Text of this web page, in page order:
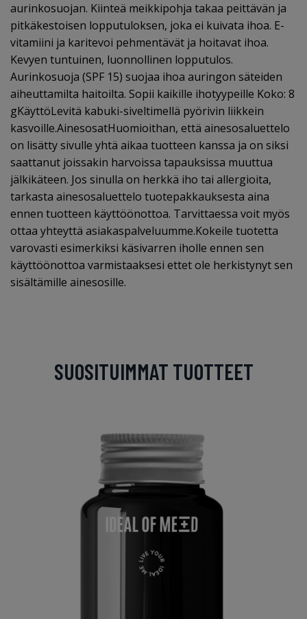
aurinkosuojan. Kiinteä meikkipohja takaa peittävän ja
pitkäkestoisen lopputuloksen, joka ei kuivata ihoa. E-
vitamiini ja karitevoi pehmentävät ja hoitavat ihoa.
Kevyen tuntuinen, luonnollinen lopputulos.
Aurinkosuoja (SPF 15) suojaa ihoa auringon säteiden
aiheuttamilta haitoilta. Sopii kaikille ihotyypeille Koko: 8
gKäyttöLevitä kabuki-siveltimellä pyörivin liikkein
kasvoille.AinesosatHuomioithan, että ainesosaluettelo
on lisätty sivulle yhtä aikaa tuotteen kanssa ja on siksi
saattanut joissakin harvoissa tapauksissa muuttua
jälkikäteen. Jos sinulla on herkkä iho tai allergioita,
tarkasta ainesosaluettelo tuotepakkauksesta aina
ennen tuotteen käyttöönottoa. Tarvittaessa voit myös
ottaa yhteyttä asiakaspalveluumme.Kokeile tuotetta
varovasti esimerkiksi käsivarren iholle ennen sen
käyttöönottoa varmistaaksesi ettet ole herkistynyt sen
sisältämille ainesosille.
SUOSITUIMMAT TUOTTEET